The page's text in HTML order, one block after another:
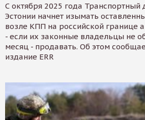
С октября 2025 года Транспортный
Эстонии начнет изымать
возле КПП на российской границе
- если их законные владельцы не
месяц - продавать. Об этом
издание ERR